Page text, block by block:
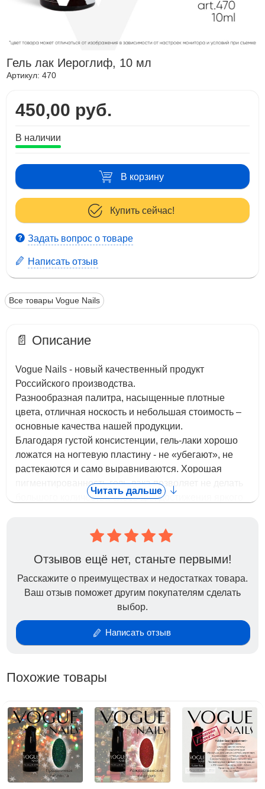
Гель лак Иероглиф, 10 мл
Артикул:470
450,00 руб.
В наличии
В корзину
Купить сейчас!
Задать вопрос о товаре
Написать отзыв
Все товары Vogue Nails
📄 Описание
Vogue Nails - новый качественный продукт
Российского производства.
Разнообразная палитра, насыщенные плотные
цвета, отличная носкость и небольшая стоимость –
основные качества нашей продукции.
Благодаря густой консистенции, гель-лаки хорошо
ложатся на ногтевую пластину - не «убегают», не
растекаются и само выравниваются. Хорошая
пигментированность гель-лака позволяет не делать
большого количества слоев для достижения яркого
неприятного запаха, удобная кисть, отличная
консистенция-они в меру густые, при нанесении не
затекают. При перекрывании топом, пигмент не
тянется за кистью.
Технология нанесения такая же, как и для всех
гель-лака Vogue Nails наносим тонко и
полимеризуем в LED-лампе 30 секунд а, в УФ-лампе
Читать дальше
Отзывов ещё нет, станьте первыми!
Расскажите о преимуществах и недостатках товара.
Ваш отзыв поможет другим покупателям сделать
выбор.
Написать отзыв
Похожие товары